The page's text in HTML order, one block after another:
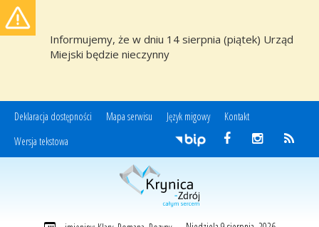
Informujemy, że w dniu 14 sierpnia (piątek) Urząd
Miejski będzie nieczynny
Deklaracja dostępności Mapa serwisu Język migowy
Kontakt
Wersja tekstowa
Miasto i Gmina Uzdrowiskowa Krynica-Zdrój